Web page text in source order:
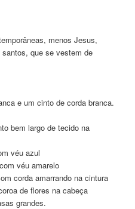
menos Jesus,
que se vestem de
e um cinto de corda branca.
bem largo de tecido na
véu azul
véu amarelo
corda amarrando na cintura
de flores na cabeça
grandes.